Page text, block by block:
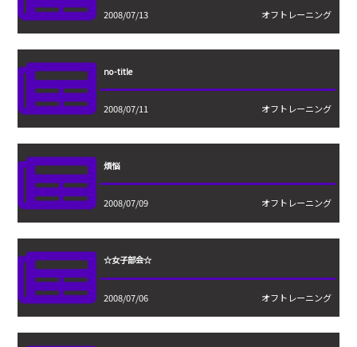
2008/07/13 オフトレーニング
no-title
2008/07/11 オフトレーニング
煩悩
2008/07/09 オフトレーニング
☆女子部会☆
2008/07/06 オフトレーニング